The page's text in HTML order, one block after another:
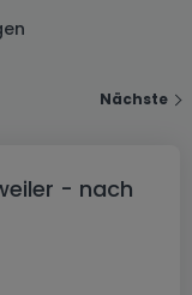
Nächste
- nach